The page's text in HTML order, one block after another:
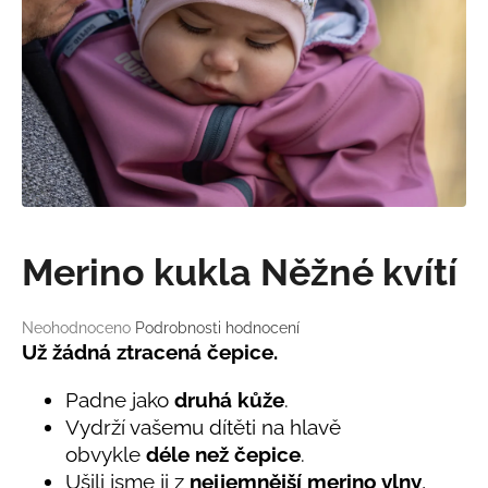
Průměrné
hodnocení
hvězdiček.
Neohodnoceno Podrobnosti hodnocení
Merino kukla Něžné kvítí
Už žádná ztracená čepice.
Padne jako druhá kůže.
Vydrží vašemu dítěti na hlavě
obvykle déle než čepice.
Ušili jsme ji z nejjemnější merino vlny,
a
j
í
t
?
D